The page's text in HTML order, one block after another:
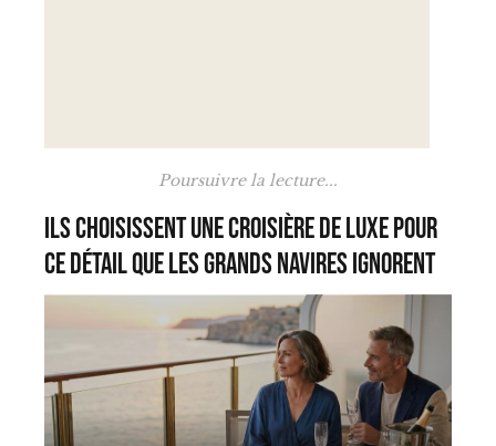
Poursuivre la lecture...
Ils choisissent une croisière de luxe pour
ce détail que les grands navires ignorent